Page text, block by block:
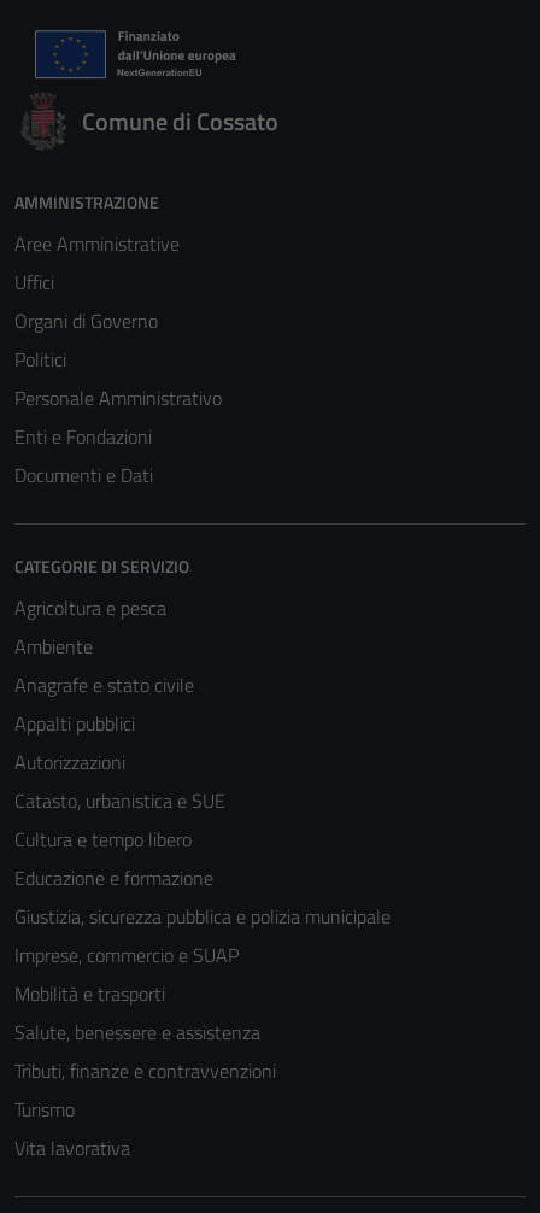
Comune di Cossato
AMMINISTRAZIONE
Aree Amministrative
Uffici
Organi di Governo
Politici
Personale Amministrativo
Enti e Fondazioni
Documenti e Dati
CATEGORIE DI SERVIZIO
Agricoltura e pesca
Ambiente
Anagrafe e stato civile
Appalti pubblici
Autorizzazioni
Catasto, urbanistica e SUE
Cultura e tempo libero
Educazione e formazione
Giustizia, sicurezza pubblica e polizia municipale
Imprese, commercio e SUAP
Mobilità e trasporti
Salute, benessere e assistenza
Tributi, finanze e contravvenzioni
Turismo
Vita lavorativa